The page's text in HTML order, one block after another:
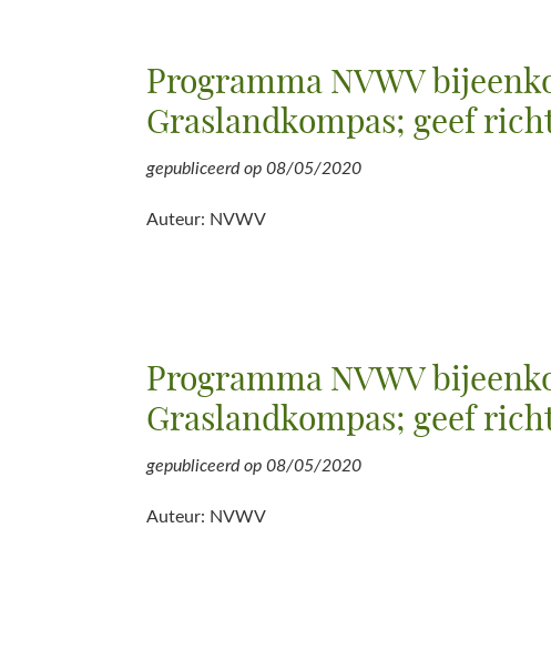
Programma NVWV
Graslandkompas; geef
gepubliceerd op 08/05/2020
Auteur: NVWV
Programma NVWV
Graslandkompas; geef
gepubliceerd op 08/05/2020
Auteur: NVWV